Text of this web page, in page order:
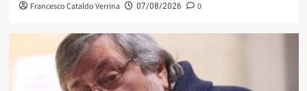
Francesco Cataldo Verrina 07/08/2026 0